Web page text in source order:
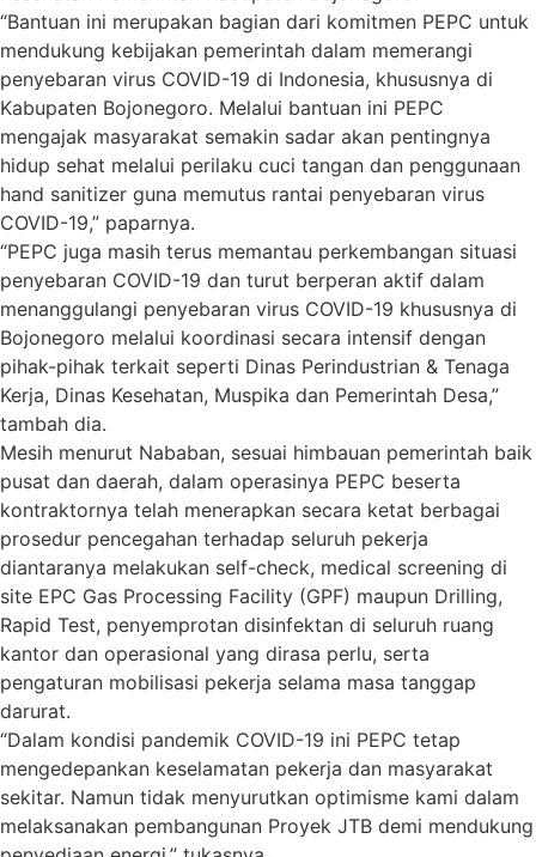
“Bantuan ini merupakan bagian dari komitmen PEPC untuk
mendukung kebijakan pemerintah dalam memerangi
penyebaran virus COVID-19 di Indonesia, khususnya di
Kabupaten Bojonegoro. Melalui bantuan ini PEPC
mengajak masyarakat semakin sadar akan pentingnya
hidup sehat melalui perilaku cuci tangan dan penggunaan
hand sanitizer guna memutus rantai penyebaran virus
COVID-19,” paparnya.
“PEPC juga masih terus memantau perkembangan situasi
penyebaran COVID-19 dan turut berperan aktif dalam
menanggulangi penyebaran virus COVID-19 khususnya di
Bojonegoro melalui koordinasi secara intensif dengan
pihak-pihak terkait seperti Dinas Perindustrian & Tenaga
Kerja, Dinas Kesehatan, Muspika dan Pemerintah Desa,”
tambah dia.
Mesih menurut Nababan, sesuai himbauan pemerintah baik
pusat dan daerah, dalam operasinya PEPC beserta
kontraktornya telah menerapkan secara ketat berbagai
prosedur pencegahan terhadap seluruh pekerja
diantaranya melakukan self-check, medical screening di
site EPC Gas Processing Facility (GPF) maupun Drilling,
Rapid Test, penyemprotan disinfektan di seluruh ruang
kantor dan operasional yang dirasa perlu, serta
pengaturan mobilisasi pekerja selama masa tanggap
darurat.
“Dalam kondisi pandemik COVID-19 ini PEPC tetap
mengedepankan keselamatan pekerja dan masyarakat
sekitar. Namun tidak menyurutkan optimisme kami dalam
melaksanakan pembangunan Proyek JTB demi mendukung